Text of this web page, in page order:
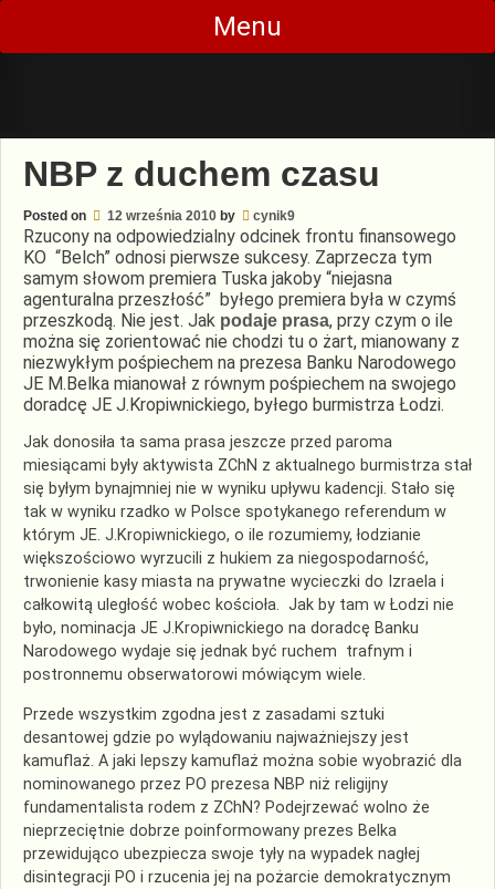
Skip
content
Menu
NBP z duchem czasu
Posted on 12 września 2010 by cynik9
Rzucony na odpowiedzialny odcinek frontu finansowego
KO “Belch” odnosi pierwsze sukcesy. Zaprzecza tym
samym słowom premiera Tuska jakoby “niejasna
agenturalna przeszłość” byłego premiera była w czymś
przeszkodą. Nie jest. Jak podaje prasa, przy czym o ile
można się zorientować nie chodzi tu o żart, mianowany z
niezwykłym pośpiechem na prezesa Banku Narodowego
JE M.Belka mianował z równym pośpiechem na swojego
doradcę JE J.Kropiwnickiego, byłego burmistrza Łodzi.
Jak donosiła ta sama prasa jeszcze przed paroma
miesiącami były aktywista ZChN z aktualnego burmistrza stał
się byłym bynajmniej nie w wyniku upływu kadencji. Stało się
tak w wyniku rzadko w Polsce spotykanego referendum w
którym JE. J.Kropiwnickiego, o ile rozumiemy, łodzianie
większościowo wyrzucili z hukiem za niegospodarność,
trwonienie kasy miasta na prywatne wycieczki do Izraela i
całkowitą uległość wobec kościoła. Jak by tam w Łodzi nie
było, nominacja JE J.Kropiwnickiego na doradcę Banku
Narodowego wydaje się jednak być ruchem trafnym i
postronnemu obserwatorowi mówiącym wiele.
Przede wszystkim zgodna jest z zasadami sztuki
desantowej gdzie po wylądowaniu najważniejszy jest
kamuflaż. A jaki lepszy kamuflaż można sobie wyobrazić dla
nominowanego przez PO prezesa NBP niż religijny
fundamentalista rodem z ZChN? Podejrzewać wolno że
nieprzeciętnie dobrze poinformowany prezes Belka
przewidująco ubezpiecza swoje tyły na wypadek nagłej
disintegracji PO i rzucenia jej na pożarcie demokratycznym